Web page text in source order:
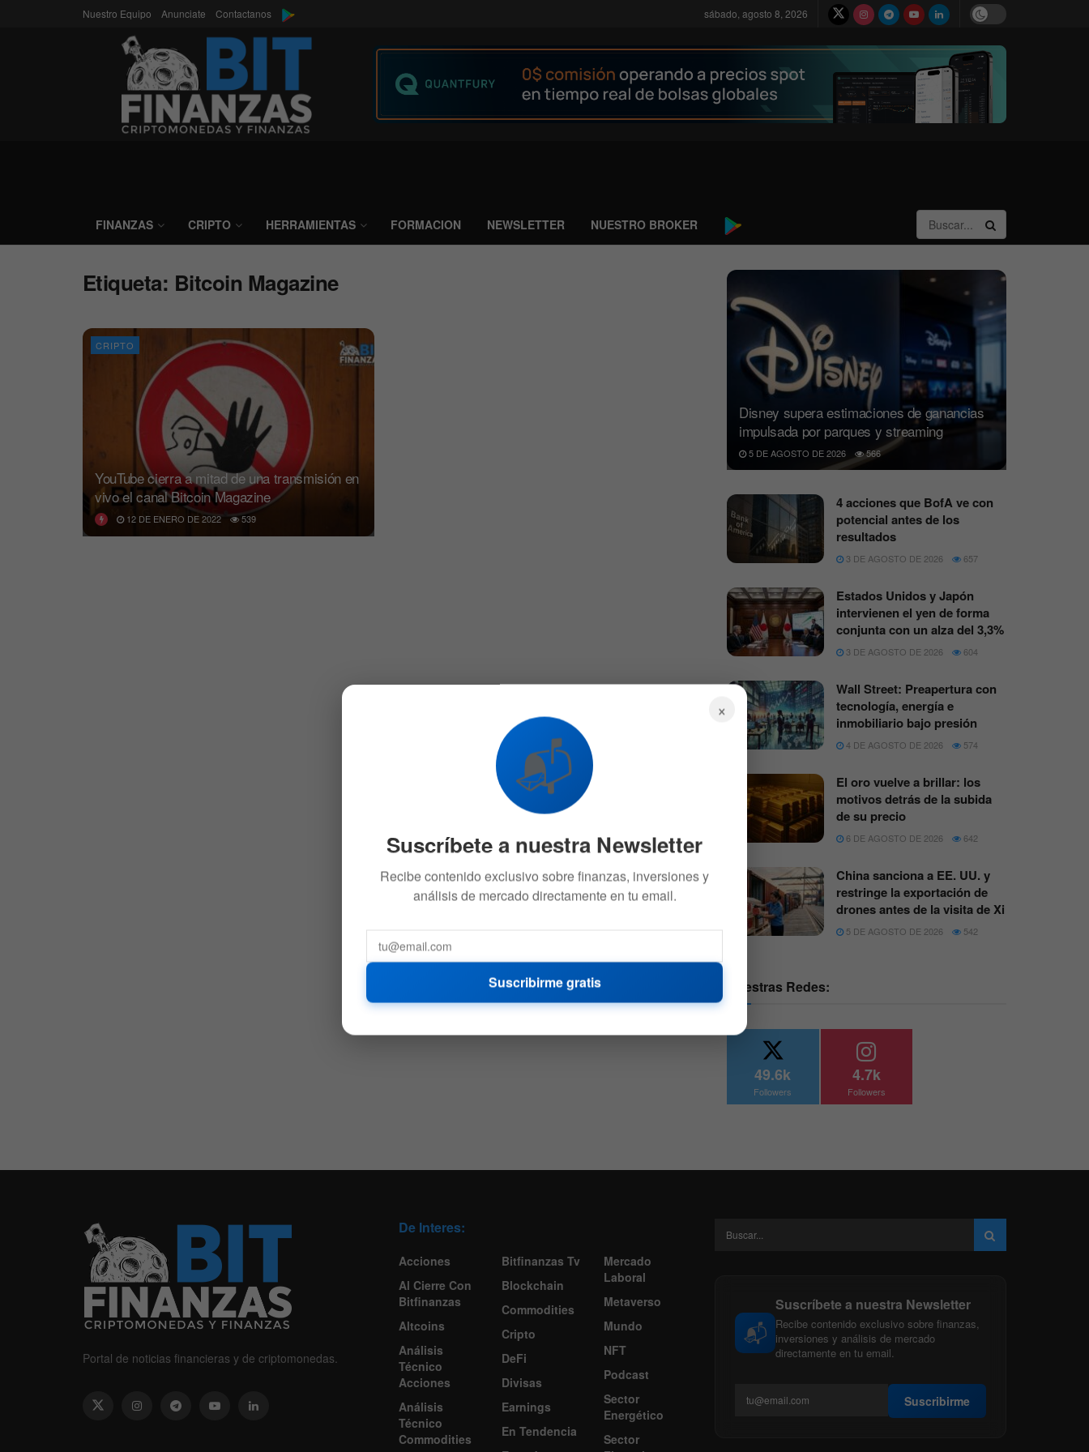
Nuestro Equipo Anunciate Contactanos sábado, agosto 8, 2026
FINANZAS CRIPTO HERRAMIENTAS FORMACION NEWSLETTER NUESTRO BROKER
Etiqueta: Bitcoin Magazine
CRIPTO
YouTube cierra a mitad de una transmisión en
vivo el canal Bitcoin Magazine
12 DE ENERO DE 2022 539
Disney supera estimaciones de ganancias
impulsada por parques y streaming
5 DE AGOSTO DE 2026 566
4 acciones que BofA ve con
potencial antes de los
resultados
3 DE AGOSTO DE 2026 657
Estados Unidos y Japón
intervienen el yen de forma
conjunta con un alza del 3,3%
3 DE AGOSTO DE 2026 604
Wall Street: Preapertura con
tecnología, energía e
inmobiliario bajo presión
4 DE AGOSTO DE 2026 574
El oro vuelve a brillar: los
motivos detrás de la subida
de su precio
6 DE AGOSTO DE 2026 642
China sanciona a EE. UU. y
restringe la exportación de
drones antes de la visita de Xi
5 DE AGOSTO DE 2026 542
Nuestras Redes:
49.6k
Followers
4.7k
Followers
Portal de noticias financieras y de criptomonedas.
De Interes:
Acciones
Al Cierre Con
Bitfinanzas
Altcoins
Análisis
Técnico
Acciones
Análisis
Técnico
Commodities
Bitfinanzas Tv
Blockchain
Commodities
Cripto
DeFi
Divisas
Earnings
En Tendencia
Mercado
Laboral
Metaverso
Mundo
NFT
Podcast
Sector
Energético
Sector
📬
Suscríbete a nuestra Newsletter
Recibe contenido exclusivo sobre finanzas,
inversiones y análisis de mercado
directamente en tu email.
Suscribirme
×
📬
Suscríbete a nuestra Newsletter
Recibe contenido exclusivo sobre finanzas, inversiones y
análisis de mercado directamente en tu email.
Suscribirme gratis